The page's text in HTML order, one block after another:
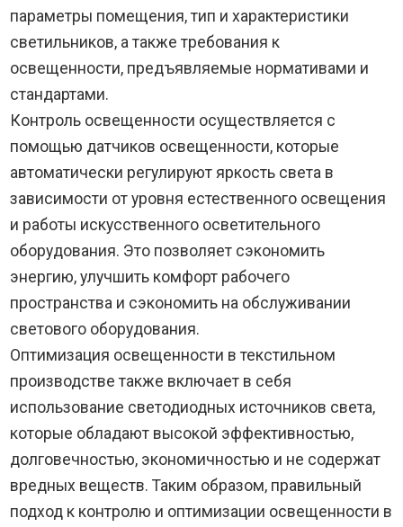
параметры помещения, тип и характеристики
светильников, а также требования к
освещенности, предъявляемые нормативами и
стандартами.
Контроль освещенности осуществляется с
помощью датчиков освещенности, которые
автоматически регулируют яркость света в
зависимости от уровня естественного освещения
и работы искусственного осветительного
оборудования. Это позволяет сэкономить
энергию, улучшить комфорт рабочего
пространства и сэкономить на обслуживании
светового оборудования.
Оптимизация освещенности в текстильном
производстве также включает в себя
использование светодиодных источников света,
которые обладают высокой эффективностью,
долговечностью, экономичностью и не содержат
вредных веществ. Таким образом, правильный
подход к контролю и оптимизации освещенности в